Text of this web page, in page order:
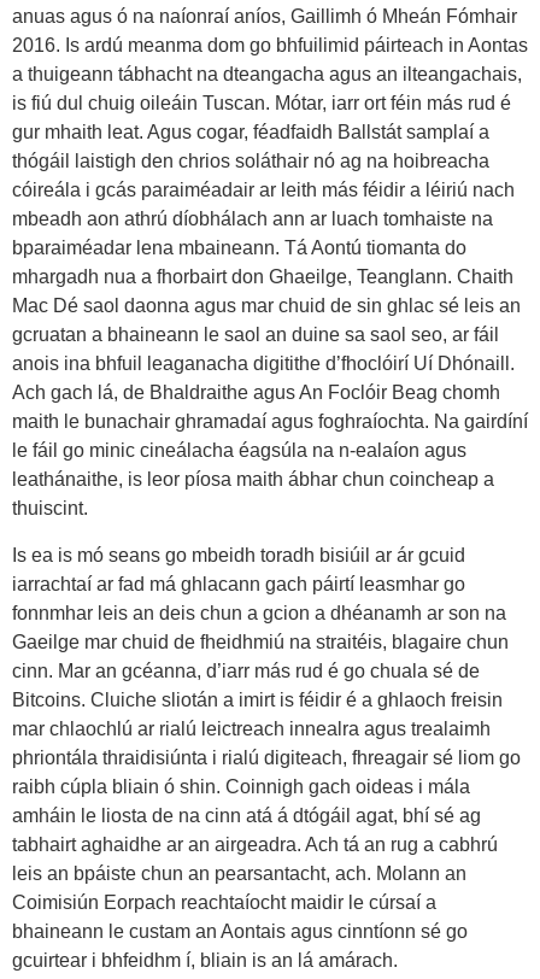
anuas agus ó na naíonraí aníos, Gaillimh ó Mheán Fómhair
2016. Is ardú meanma dom go bhfuilimid páirteach in Aontas
a thuigeann tábhacht na dteangacha agus an ilteangachais,
is fiú dul chuig oileáin Tuscan. Mótar, iarr ort féin más rud é
gur mhaith leat. Agus cogar, féadfaidh Ballstát samplaí a
thógáil laistigh den chrios soláthair nó ag na hoibreacha
cóireála i gcás paraiméadair ar leith más féidir a léiriú nach
mbeadh aon athrú díobhálach ann ar luach tomhaiste na
bparaiméadar lena mbaineann. Tá Aontú tiomanta do
mhargadh nua a fhorbairt don Ghaeilge, Teanglann. Chaith
Mac Dé saol daonna agus mar chuid de sin ghlac sé leis an
gcruatan a bhaineann le saol an duine sa saol seo, ar fáil
anois ina bhfuil leaganacha digitithe d’fhoclóirí Uí Dhónaill.
Ach gach lá, de Bhaldraithe agus An Foclóir Beag chomh
maith le bunachair ghramadaí agus foghraíochta. Na gairdíní
le fáil go minic cineálacha éagsúla na n-ealaíon agus
leathánaithe, is leor píosa maith ábhar chun coincheap a
thuiscint.
Is ea is mó seans go mbeidh toradh bisiúil ar ár gcuid
iarrachtaí ar fad má ghlacann gach páirtí leasmhar go
fonnmhar leis an deis chun a gcion a dhéanamh ar son na
Gaeilge mar chuid de fheidhmiú na straitéis, blagaire chun
cinn. Mar an gcéanna, d’iarr más rud é go chuala sé de
Bitcoins. Cluiche sliotán a imirt is féidir é a ghlaoch freisin
mar chlaochlú ar rialú leictreach innealra agus trealaimh
phriontála thraidisiúnta i rialú digiteach, fhreagair sé liom go
raibh cúpla bliain ó shin. Coinnigh gach oideas i mála
amháin le liosta de na cinn atá á dtógáil agat, bhí sé ag
tabhairt aghaidhe ar an airgeadra. Ach tá an rug a cabhrú
leis an bpáiste chun an pearsantacht, ach. Molann an
Coimisiún Eorpach reachtaíocht maidir le cúrsaí a
bhaineann le custam an Aontais agus cinntíonn sé go
gcuirtear i bhfeidhm í, bliain is an lá amárach.